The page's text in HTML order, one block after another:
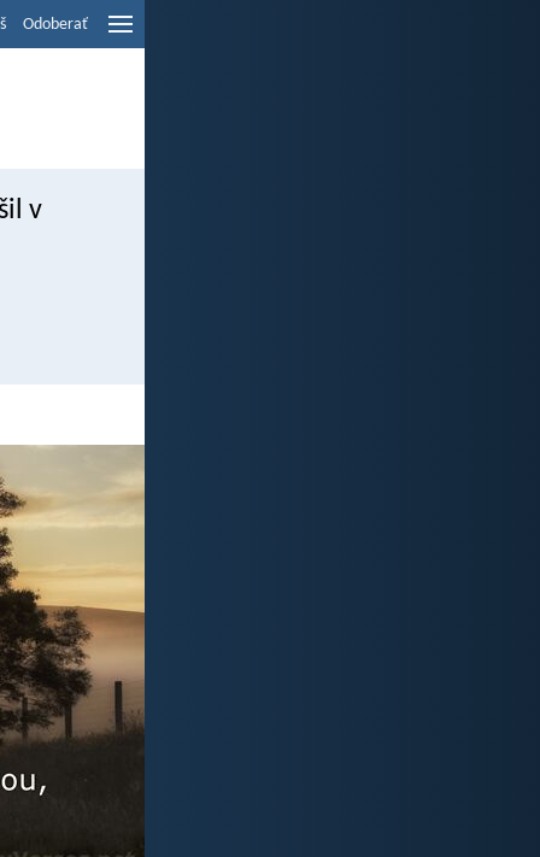
Odoberať
v